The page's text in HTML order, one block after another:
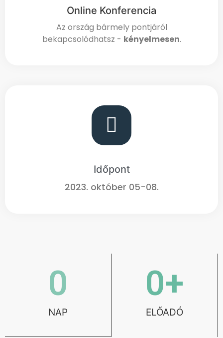
Online Konferencia
Az ország bármely pontjáról
bekapcsolódhatsz - kényelmesen.
Időpont
2023. október 05-08.
0
NAP
0+
ELŐADÓ